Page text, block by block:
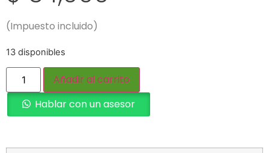
(Impuesto incluido)
13 disponibles
Añadir al carrito
Hablar con un asesor